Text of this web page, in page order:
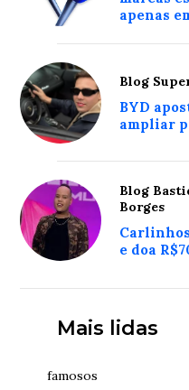
apenas
Blog
BYD
ampliar
Blog
Borges
e doa
Mais lidas
famosos